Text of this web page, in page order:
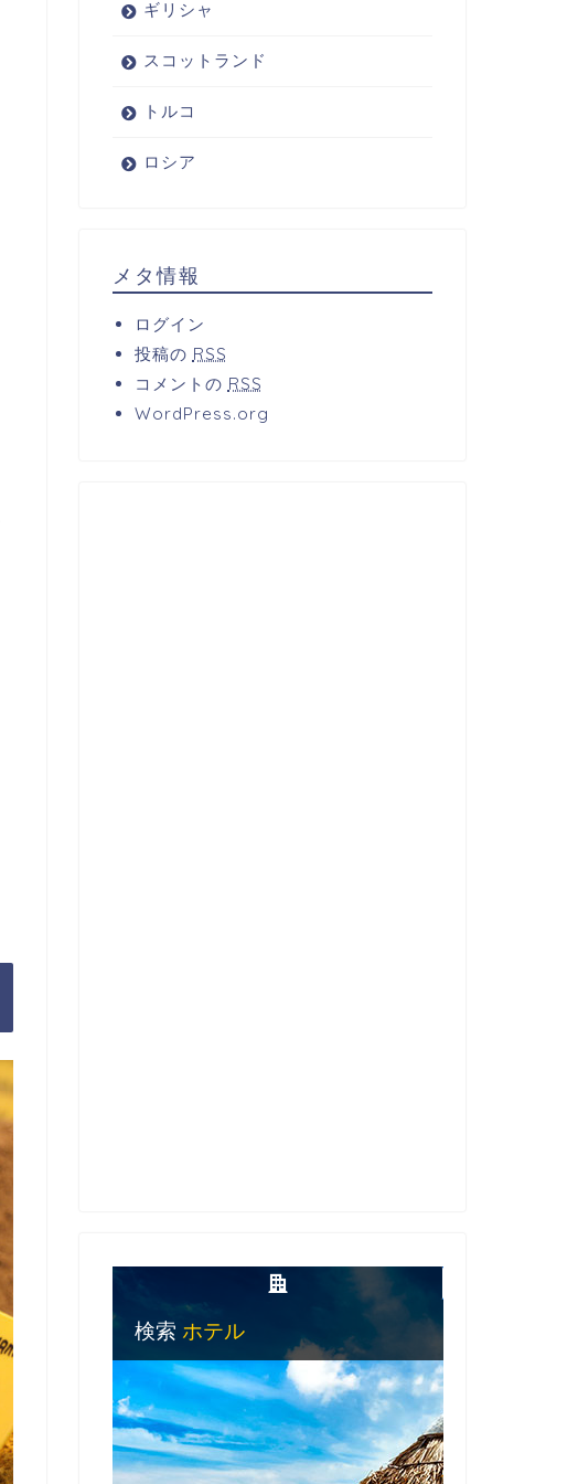
ギリシャ
スコットランド
トルコ
ロシア
メタ情報
ログイン
投稿の RSS
コメントの RSS
WordPress.org